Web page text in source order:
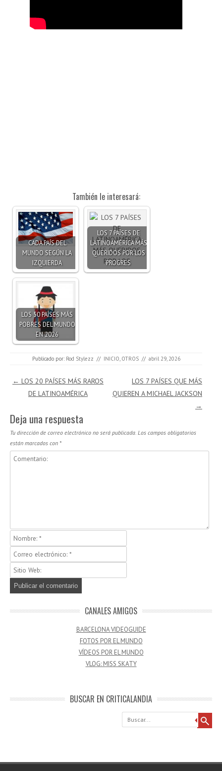
También le interesará:
CADA PAÍS DEL
MUNDO SEGÚN LA
IZQUIERDA
LOS 7 PAÍSES DE
LATINOAMÉRICA MÁS
QUERIDOS POR LOS
PROGRES
LOS 50 PAÍSES MÁS
POBRES DEL MUNDO
EN 2026
Publicado por: Rod Stylezz // INICIO OTROS // abril 29, 2026
Navegación de entradas
← LOS 20 PAÍSES MÁS RAROS
DE LATINOAMÉRICA
LOS 7 PAÍSES QUE MÁS
QUIEREN A MICHAEL JACKSON
→
Deja una respuesta
Tu dirección de correo electrónico no será publicada. Los campos obligatorios
están marcados con *
CANALES AMIGOS
BARCELONA VIDEOGUIDE
FOTOS POR EL MUNDO
VÍDEOS POR EL MUNDO
VLOG: MISS SKATY
BUSCAR EN CRITICALANDIA
Buscar